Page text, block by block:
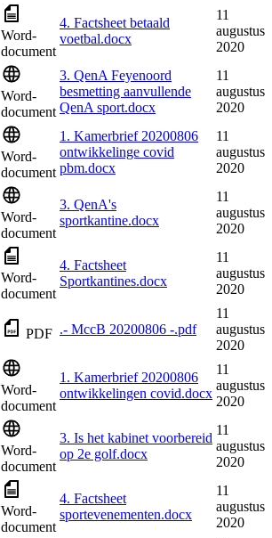
Word-
document
4. Factsheet betaald
voetbal.docx
11
augustus
2020
Word-
document
3. QenA Feyenoord
besmetting aanvullende
QenA sport.docx
11
augustus
2020
Word-
document
1. Kamerbrief 20200806
ontwikkelinge covid
pbm.docx
11
augustus
2020
Word-
document
3. QenA's
sportkantine.docx
11
augustus
2020
Word-
document
4. Factsheet
Sportkantines.docx
11
augustus
2020
PDF .- MccB 20200806 -.pdf
11
augustus
2020
Word-
document
1. Kamerbrief 20200806
ontwikkelingen covid.docx
11
augustus
2020
Word-
document
3. Is het kabinet voorbereid
op 2e golf.docx
11
augustus
2020
Word-
document
4. Factsheet
sportevenementen.docx
11
augustus
2020